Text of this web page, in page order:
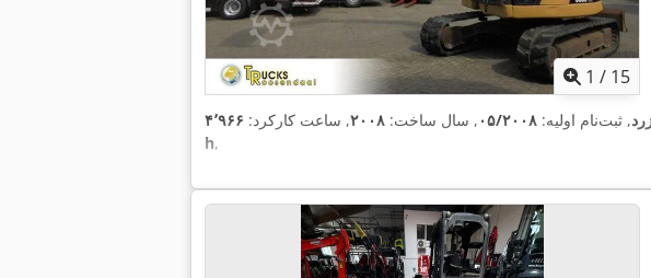
1 / 15
, ثبت‌نام اولیه: ۰۵/۲۰۰۸ , سال ساخت: ۲۰۰۸, ساعت کارکرد: ۴٬۹۶۶
h,